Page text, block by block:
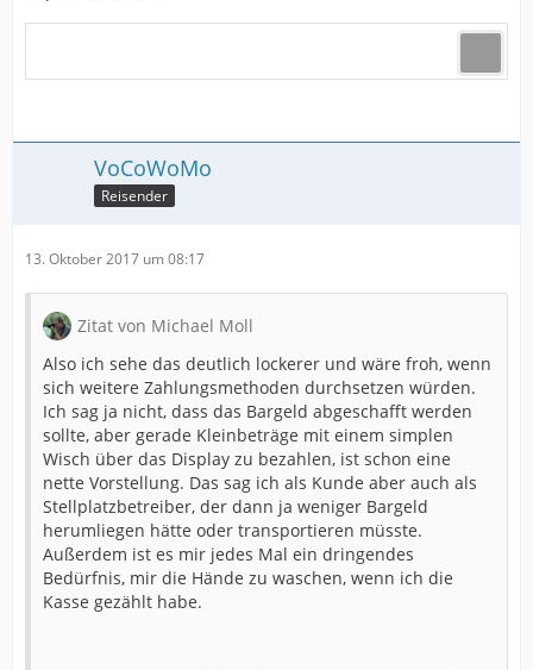
VoCoWoMo
Reisender
13. Oktober 2017 um 08:17
Zitat von Michael Moll
Also ich sehe das deutlich lockerer und wäre froh, wenn
sich weitere Zahlungsmethoden durchsetzen würden.
Ich sag ja nicht, dass das Bargeld abgeschafft werden
sollte, aber gerade Kleinbeträge mit einem simplen
Wisch über das Display zu bezahlen, ist schon eine
nette Vorstellung. Das sag ich als Kunde aber auch als
Stellplatzbetreiber, der dann ja weniger Bargeld
herumliegen hätte oder transportieren müsste.
Außerdem ist es mir jedes Mal ein dringendes
Bedürfnis, mir die Hände zu waschen, wenn ich die
Kasse gezählt habe.